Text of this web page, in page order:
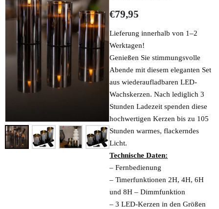
€79,95
Lieferung innerhalb von 1–2
Werktagen!
Genießen Sie stimmungsvolle
Abende mit diesem eleganten Set
aus wiederaufladbaren LED-
Wachskerzen. Nach lediglich 3
Stunden Ladezeit spenden diese
hochwertigen Kerzen bis zu 105
Stunden warmes, flackerndes
Licht.
Technische Daten:
– Fernbedienung
– Timerfunktionen 2H, 4H, 6H
und 8H – Dimmfunktion
– 3 LED-Kerzen in den Größen